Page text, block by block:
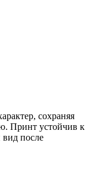
сохраняя
Принт устойчив к
вид после